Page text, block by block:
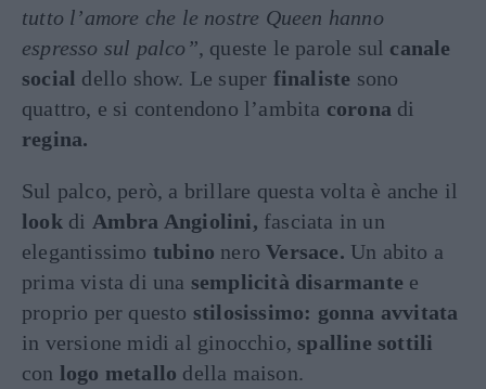
tutto l’amore che le nostre Queen hanno
espresso sul palco”, queste le parole sul canale
social dello show. Le super finaliste sono
quattro, e si contendono l’ambita corona di
regina.
Sul palco, però, a brillare questa volta è anche il
look di Ambra Angiolini, fasciata in un
elegantissimo tubino neroVersace. Un abito a
prima vista di una semplicità disarmante e
proprio per questo stilosissimo: gonna avvitata
in versione midi al ginocchio, spalline sottili
con logo metallo della maison.